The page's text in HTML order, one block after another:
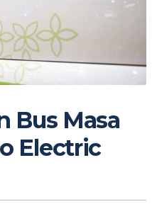
Bus Masa
Electric